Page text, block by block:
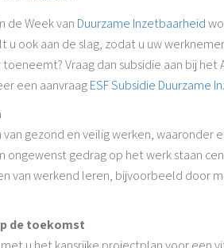
de Week van Duurzame Inzetbaarheid
u ook aan de slag, zodat u uw
Vraag dan subsidie aan bij het
een aanvraagESF Subsidie Duurzame
gezond en veilig werken, waaronder
ongewenst gedrag op het werk staan
van werkend leren, bijvoorbeeld door
de toekomst